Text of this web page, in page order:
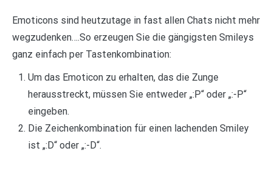
Emoticons sind heutzutage in fast allen Chats nicht mehr
wegzudenken….So erzeugen Sie die gängigsten Smileys
ganz einfach per Tastenkombination:
Um das Emoticon zu erhalten, das die Zunge
herausstreckt, müssen Sie entweder „:P“ oder „:-P“
eingeben.
Die Zeichenkombination für einen lachenden Smiley
ist „:D“ oder „:-D“.